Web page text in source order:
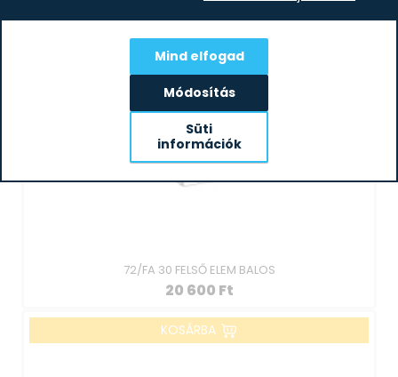
72/FA 30 FELSŐ ELEM BALOS
20 600 Ft
KOSÁRBA
Mind elfogad
Módosítás
Süti
információk